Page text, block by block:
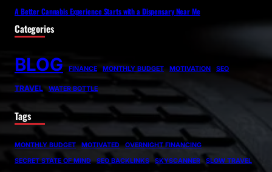
A Better Cannabis Experience Starts with a Dispensary Near Me
Categories
BLOG FINANCE MONTHLY BUDGET MOTIVATION SEO
TRAVEL WATER BOTTLE
Tags
MONTHLY BUDGET MOTIVATED
OVERNIGHT FINANCING
SECRET STATE OF MIND
SEO BACKLINKS SKYSCANNER
SLOW TRAVEL